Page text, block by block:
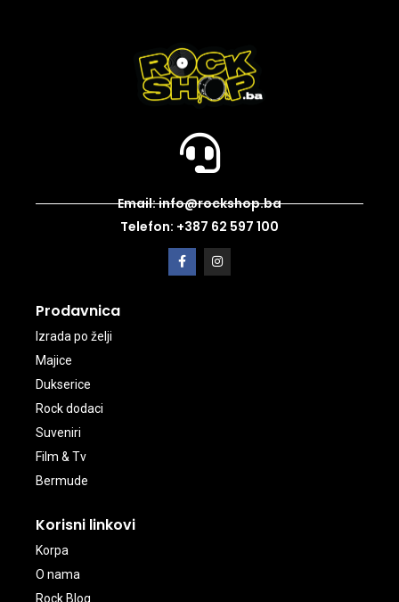
Email: info@rockshop.ba
Telefon: +387 62 597 100
Prodavnica
Izrada po želji
Majice
Dukserice
Rock dodaci
Suveniri
Film & Tv
Bermude
Korisni linkovi
Korpa
O nama
Rock Blog